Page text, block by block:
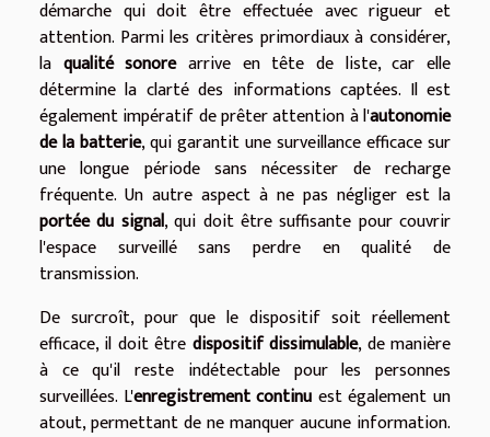
démarche qui doit être effectuée avec rigueur et
attention. Parmi les critères primordiaux à considérer,
la qualité sonorearrive en tête de liste, car elle
détermine la clarté des informations captées. Il est
également impératif de prêter attention à l'autonomie
de la batterie, qui garantit une surveillance efficace sur
une longue période sans nécessiter de recharge
fréquente. Un autre aspect à ne pas négliger est la
portée du signal, qui doit être suffisante pour couvrir
l'espace surveillé sans perdre en qualité de
transmission.
De surcroît, pour que le dispositif soit réellement
efficace, il doit être dispositif dissimulable, de manière
à ce qu'il reste indétectable pour les personnes
surveillées. L'enregistrement continu est également un
atout, permettant de ne manquer aucune information.